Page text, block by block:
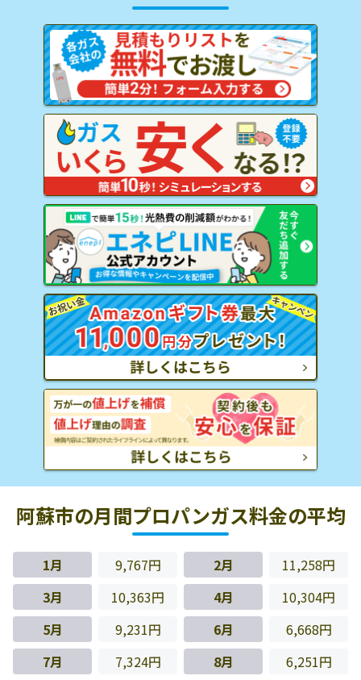
阿蘇市の月間プロパンガス料金の平均
1月 9,767円 2月
11,258円
3月
10,363円 4月
10,304円
5月
9,231円 6月
6,668円
7月
7,324円 8月
6,251円